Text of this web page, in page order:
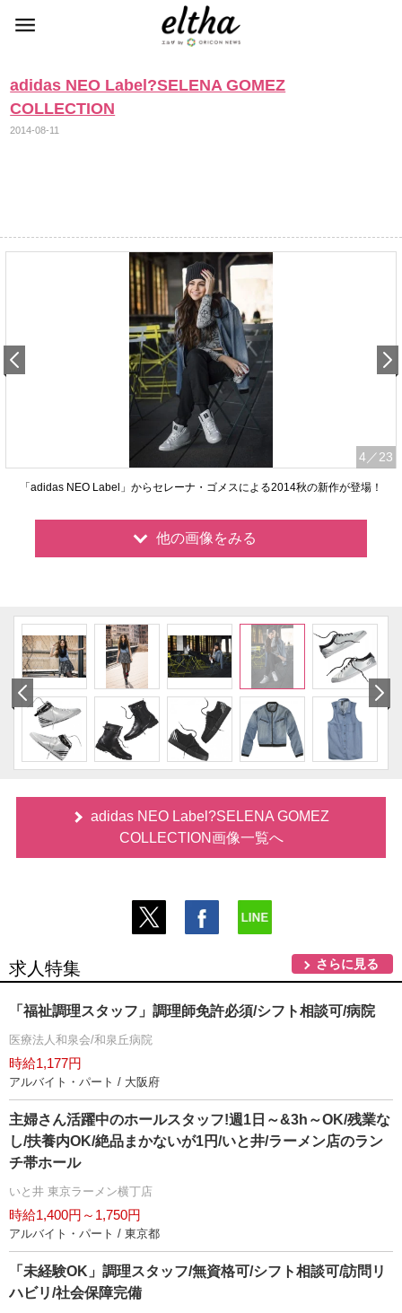
adidas NEO Label?SELENA GOMEZ
COLLECTION
2014-08-11
4 ／23
「adidas NEO Label」からセレーナ・ゴメスによる2014秋の新作が登場！
他の画像をみる
adidas NEO Label?SELENA GOMEZ
COLLECTION画像一覧へ
求人特集 さらに見る
「福祉調理スタッフ」調理師免許必須/シフト相談可/病院
医療法人和泉会/和泉丘病院
時給1,177円
アルバイト・パート / 大阪府
主婦さん活躍中のホールスタッフ!週1日～&3h～OK/残業な
し/扶養内OK/絶品まかないが1円/いと井/ラーメン店のラン
チ帯ホール
いと井 東京ラーメン横丁店
時給1,400円～1,750円
アルバイト・パート / 東京都
「未経験OK」調理スタッフ/無資格可/シフト相談可/訪問リ
ハビリ/社会保障完備